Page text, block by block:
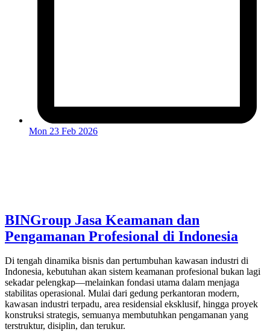
Mon 23 Feb 2026
BINGroup Jasa Keamanan dan
Pengamanan Profesional di Indonesia
Di tengah dinamika bisnis dan pertumbuhan kawasan industri di
Indonesia, kebutuhan akan sistem keamanan profesional bukan lagi
sekadar pelengkap—melainkan fondasi utama dalam menjaga
stabilitas operasional. Mulai dari gedung perkantoran modern,
kawasan industri terpadu, area residensial eksklusif, hingga proyek
konstruksi strategis, semuanya membutuhkan pengamanan yang
terstruktur, disiplin, dan terukur.